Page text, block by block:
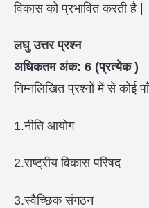
विकास को प्रभावित करती है |
लघु उत्तर प्रश्न
अधिकतम अंक: 6 (प्रत्येक )
निम्नलिखित प्रश्नों में से कोई
1.नीति आयोग
2.राष्ट्रीय विकास परिषद
3.स्वैच्छिक संगठन